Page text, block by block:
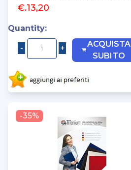
€.13,20
Quantity:
ACQUISTA
SUBITO
-35%